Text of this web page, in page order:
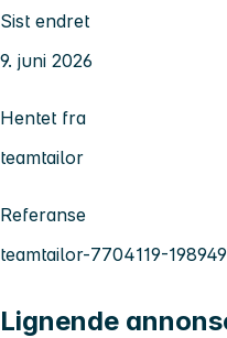
Sist endret
9. juni 2026
Hentet fra
teamtailor
Referanse
teamtailor-7704119-
Lignende